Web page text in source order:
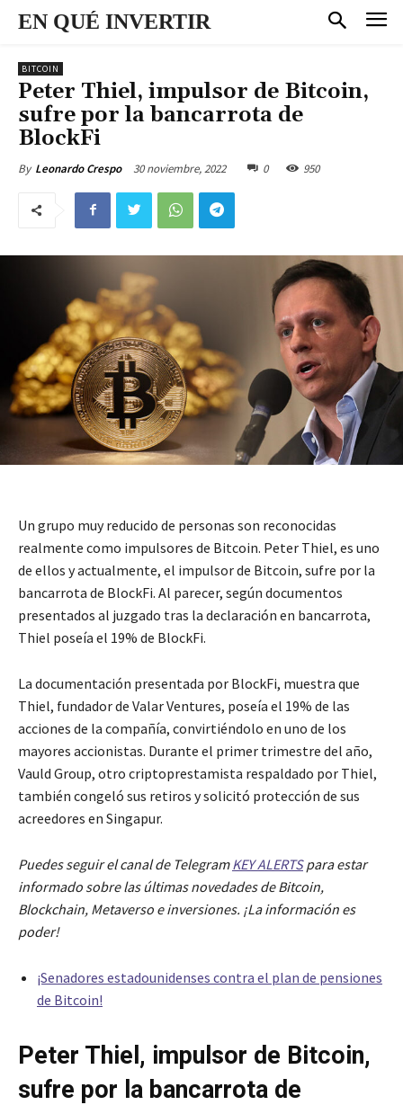
EN QUÉ INVERTIR
BITCOIN
Peter Thiel, impulsor de Bitcoin,
sufre por la bancarrota de
BlockFi
By Leonardo Crespo 30 noviembre, 2022 0 950
Un grupo muy reducido de personas son reconocidas
realmente como impulsores de Bitcoin. Peter Thiel, es uno
de ellos y actualmente, el impulsor de Bitcoin, sufre por la
bancarrota de BlockFi. Al parecer, según documentos
presentados al juzgado tras la declaración en bancarrota,
Thiel poseía el 19% de BlockFi.
La documentación presentada por BlockFi, muestra que
Thiel, fundador de Valar Ventures, poseía el 19% de las
acciones de la compañía, convirtiéndolo en uno de los
mayores accionistas. Durante el primer trimestre del año,
Vauld Group, otro criptoprestamista respaldado por Thiel,
también congeló sus retiros y solicitó protección de sus
acreedores en Singapur.
Puedes seguir el canal de TelegramKEY ALERTSpara estar
informado sobre las últimas novedades de Bitcoin,
Blockchain, Metaverso e inversiones. ¡La información es
poder!
¡Senadores estadounidenses contra el plan de pensiones
de Bitcoin!
Peter Thiel, impulsor de Bitcoin,
sufre por la bancarrota de